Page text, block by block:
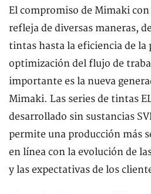
El compromiso de Mimaki
refleja de diversas maneras,
tintas hasta la eficiencia de la
optimización del flujo de
importante es la nueva
Mimaki. Las series de tintas
desarrollado sin sustancias
permite una producción más
en línea con la evolución de
y las expectativas de los